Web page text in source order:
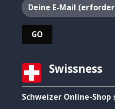
Swissness
Schweizer Online-Shop